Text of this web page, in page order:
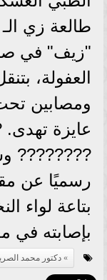
طالعة زي
"زيف" في
العفولة،
ومصابين
عايزة تهدى.
????????
رسميًا عن
بتاعة لواء
بإصابته في
دكتور محمد